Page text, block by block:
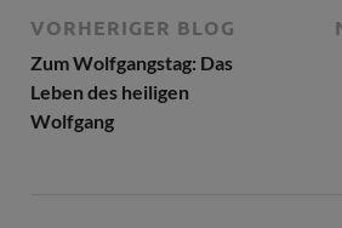
VORHERIGER BLOG
Zum Wolfgangstag: Das
Leben des heiligen
Wolfgang